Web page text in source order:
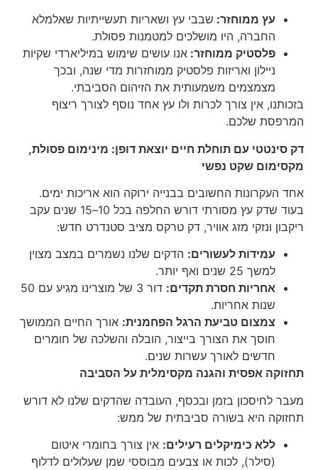
עץ ממוחזר: שבבי עץ ושאריות תעשייתיות שאלמלא
החברה, היו מושלכים למטמנות פסולת.
פלסטיק ממוחזר: אנו עושים שימוש במיליארדי שקיות
ניילון ואריזות פלסטיק ממוחזרות מדי שנה, ובכך
מצמצמים משמעותית את הזיהום הסביבתי.
בזכותנו, אין צורך לכרות ולו עץ אחד נוסף לצורך ריצוף
המרפסת שלכם.
דק סינטטי עם תוחלת חיים יוצאת דופן: מינימום פסולת,
מקסימום שקט נפשי
אחד העקרונות החשובים בבנייה ירוקה הוא אריכות ימים.
בעוד שדק עץ מסורתי דורש החלפה בכל 10–15 שנים עקב
ריקבון ונזקי מזג אוויר, דק טרקס מציב סטנדרט חדש:
עמידות לעשורים: הדקים שלנו נשמרים במצב מצוין
למשך 25 שנים ואף יותר.
אחריות חסרת תקדים:
דור 3 של מוצרינו מגיע עם 50
שנות אחריות.
צמצום טביעת הרגל הפחמנית: אורך החיים הממושך
חוסך את הצורך בייצור, הובלה והשלכה של חומרים
חדשים לאורך עשרות שנים.
תחזוקה אפסית והגנה מקסימלית על הסביבה
מעבר לחיסכון בזמן ובכסף, העובדה שהדקים שלנו לא דורש
תחזוקה היא בשורה סביבתית של ממש:
ללא כימיקלים רעילים: אין צורך בחומרי איטום
(סילר), לכות או צבעים מבוססי שמן שעלולים לדלוף